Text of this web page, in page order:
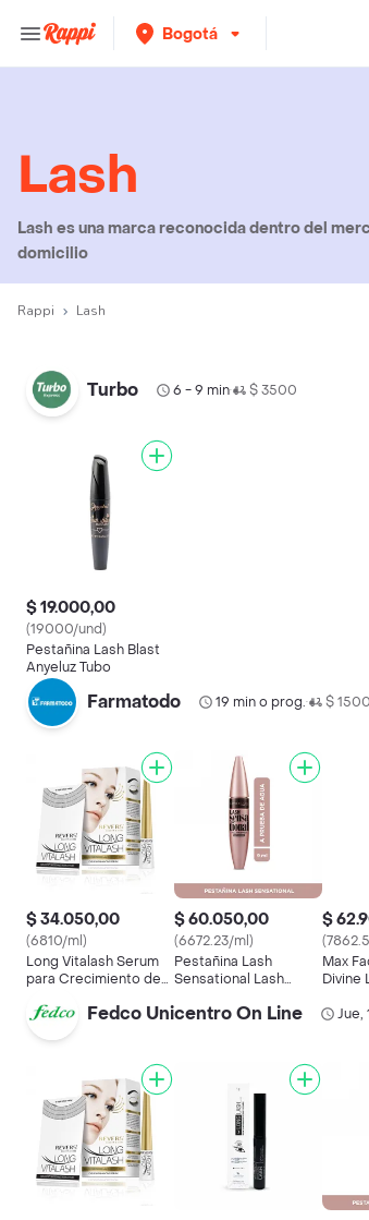
Bogotá
Lash
Lash es una marca reconocida dentro del
domicilio
Rappi Lash
Turbo 6 - 9 min• $ 3500
$ 19.000,00
(19000/und)
Pestañina Lash Blast
Anyeluz Tubo
Farmatodo 19 min o prog.• $ 1500
$ 34.050,00
(6810/ml)
Long Vitalash Serum
para Crecimiento de
$ 60.050,00
(6672.23/ml)
Pestañina Lash
Sensational Lash
$
Max
Divine
Fedco Unicentro On Line Jue,